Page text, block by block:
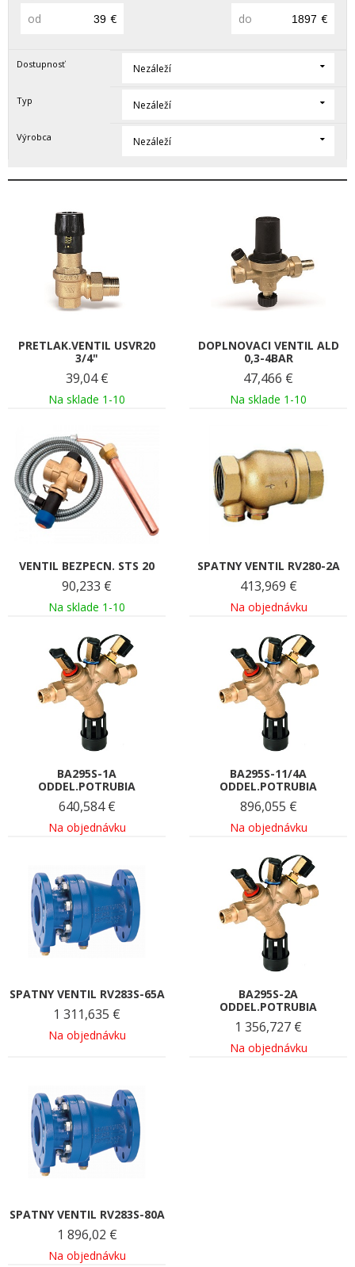
od € do €
Dostupnosť Nezáleží
Typ Nezáleží
Výrobca Nezáleží
PRETLAK.VENTIL USVR20
3/4"
39,04 €
Na sklade 1-10
DOPLNOVACI VENTIL ALD
0,3-4BAR
47,466 €
Na sklade 1-10
VENTIL BEZPECN. STS 20
90,233 €
Na sklade 1-10
SPATNY VENTIL RV280-2A
413,969 €
Na objednávku
BA295S-1A
ODDEL.POTRUBIA
640,584 €
Na objednávku
BA295S-11/4A
ODDEL.POTRUBIA
896,055 €
Na objednávku
SPATNY VENTIL RV283S-65A
1 311,635 €
Na objednávku
BA295S-2A
ODDEL.POTRUBIA
1 356,727 €
Na objednávku
SPATNY VENTIL RV283S-80A
1 896,02 €
Na objednávku